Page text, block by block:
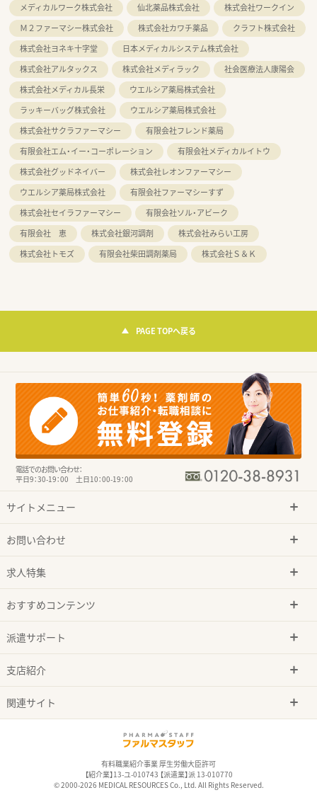
メディカルワーク株式会社
仙北薬品株式会社
株式会社ワークイン
Ｍ２ファーマシー株式会社
株式会社カワチ薬品
クラフト株式会社
株式会社ヨネキ十字堂
日本メディカルシステム株式会社
株式会社アルタックス
株式会社メディラック
社会医療法人康陽会
株式会社メディカル長栄
ウエルシア薬局株式会社
ラッキーバッグ株式会社
ウエルシア薬局株式会社
株式会社サクラファーマシー
有限会社フレンド薬局
有限会社エム・イー・コーポレーション
有限会社メディカルイトウ
株式会社グッドネイバー
株式会社レオンファーマシー
ウエルシア薬局株式会社
有限会社ファーマシーすず
株式会社セイラファーマシー
有限会社ソル・アビーク
有限会社 恵
株式会社銀河調剤
株式会社みらい工房
株式会社トモズ
有限会社柴田調剤薬局 株式会社Ｓ＆Ｋ
PAGE TOPへ戻る
電話でのお問い合わせ：
平日9：30-19：00 土日10：00-19：00
サイトメニュー
お問い合わせ
求人特集
おすすめコンテンツ
派遣サポート
支店紹介
関連サイト
有料職業紹介事業 厚生労働大臣許可
【紹介業】13-ユ-010743 【派遣業】派 13-010770
© 2000-2026 MEDICAL RESOURCES Co., Ltd. All Rights Reserved.